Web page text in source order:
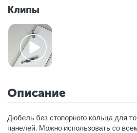
Клипы
Описание
Дюбель без стопорного кольца для
панелей. Можно использовать со